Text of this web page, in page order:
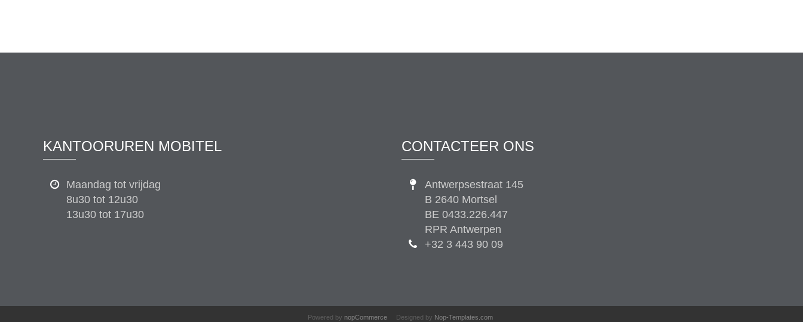
KANTOORUREN MOBITEL
Maandag tot vrijdag
8u30 tot 12u30
13u30 tot 17u30
CONTACTEER ONS
Antwerpsestraat 145
B 2640 Mortsel
BE 0433.226.447
RPR Antwerpen
+32 3 443 90 09
Powered by nopCommerce Designed by Nop-Templates.com